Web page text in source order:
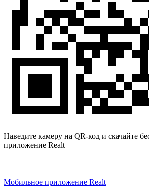
Наведите камеру на QR-код и скачайте
приложение Realt
Мобильное приложение Realt